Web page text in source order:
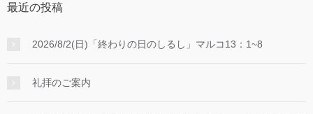
最近の投稿
2026/8/2(日)「終わりの日のしるし」マルコ13：1~8
礼拝のご案内